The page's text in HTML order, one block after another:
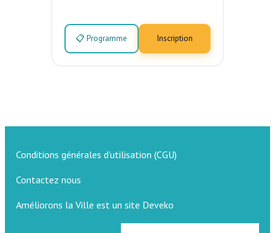
📋 Programme Inscription
Conditions générales d’utilisation (CGU)
Contactez nous
Améliorons la Ville est un site Deveko